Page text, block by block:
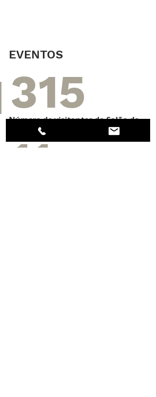
EVENTOS
315
Número de visitantes do Salão de
Relojoaria Tempo Passado
11